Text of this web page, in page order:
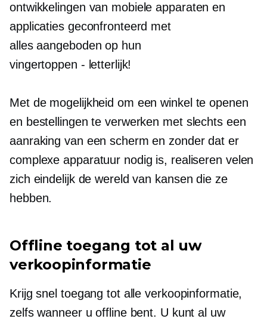
ontwikkelingen van mobiele apparaten en
applicaties geconfronteerd met
alles aangeboden op hun
vingertoppen - letterlijk!
Met de mogelijkheid om een ​​winkel te openen
en bestellingen te verwerken met slechts een
aanraking van een scherm en zonder dat er
complexe apparatuur nodig is, realiseren velen
zich eindelijk de wereld van kansen die ze
hebben.
Offline toegang tot al uw
verkoopinformatie
Krijg snel toegang tot alle verkoopinformatie,
zelfs wanneer u offline bent. U kunt al uw